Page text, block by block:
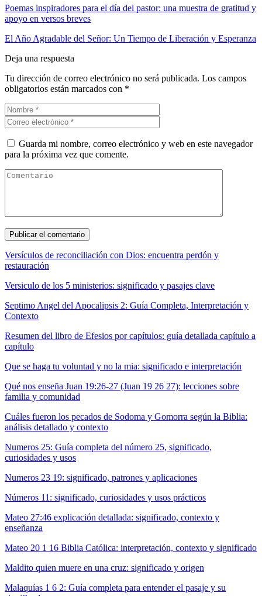
Poemas inspiradores para el día del pastor: una muestra de gratitud y
apoyo en versos breves
El Año Agradable del Señor: Un Tiempo de Liberación y Esperanza
Deja una respuesta
Tu dirección de correo electrónico no será publicada. Los campos
obligatorios están marcados con *
Guarda mi nombre, correo electrónico y web en este navegador
para la próxima vez que comente.
Versículos de reconciliación con Dios: encuentra perdón y
restauración
Versiculo de los 5 ministerios: significado y pasajes clave
Septimo Angel del Apocalipsis 2: Guía Completa, Interpretación y
Contexto
Resumen del libro de Efesios por capítulos: guía detallada capítulo a
capítulo
Que se haga tu voluntad y no la mia: significado e interpretación
Qué nos enseña Juan 19:26-27 (Juan 19 26 27): lecciones sobre
familia y comunidad
Cuáles fueron los pecados de Sodoma y Gomorra según la Biblia:
análisis detallado y contexto
Numeros 25: Guía completa del número 25, significado,
curiosidades y usos
Numeros 23 19: significado, patrones y aplicaciones
Números 11: significado, curiosidades y usos prácticos
Mateo 27:46 explicación detallada: significado, contexto y
enseñanza
Mateo 20 1 16 Biblia Católica: interpretación, contexto y significado
Maldito quien muere en una cruz: significado y origen
Malaquías 1 6 2: Guía completa para entender el pasaje y su